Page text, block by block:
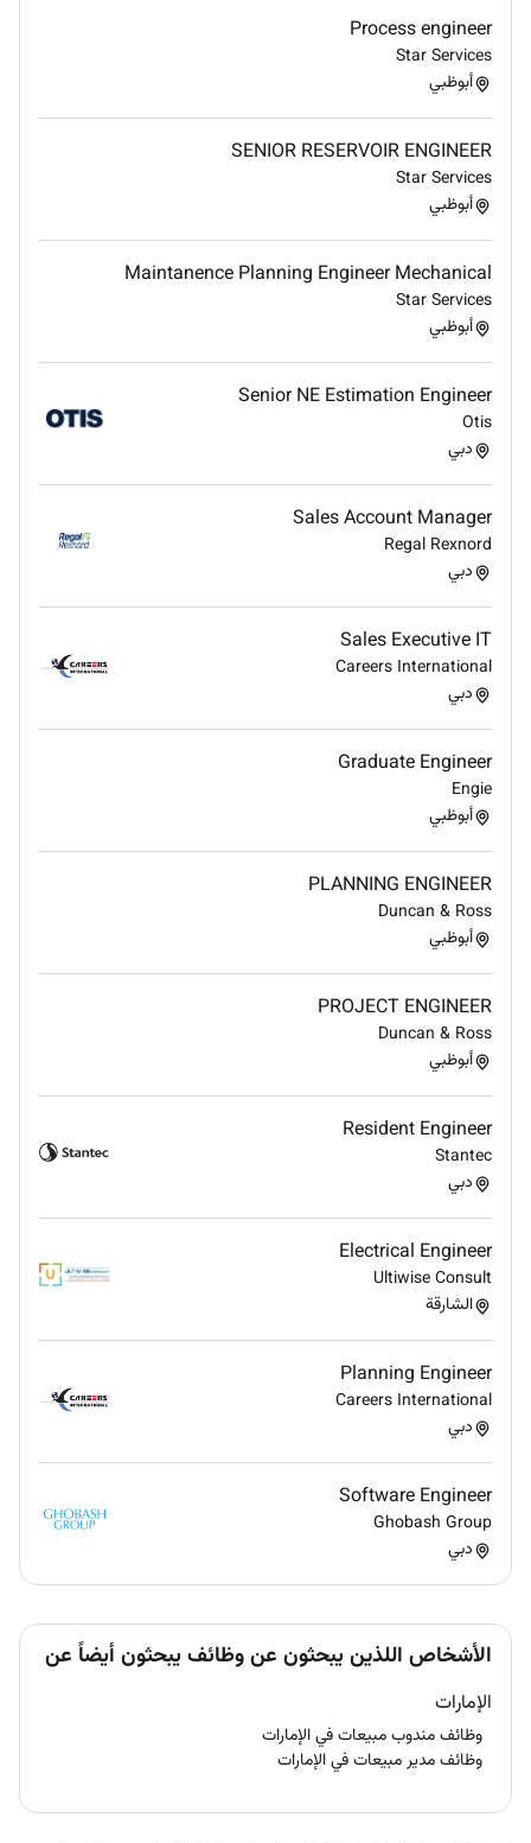
Reporting: Track sales activities manage CRM
and provide regular performance reports.
Collaboration: Work with Engineering Project
Process engineer
Star Services
أبوظبي
SENIOR RESERVOIR ENGINEER
Star Services
أبوظبي
Maintanence Planning Engineer Mechanical
Star Services
أبوظبي
Senior NE Estimation Engineer
Otis
دبي
Sales Account Manager
Regal Rexnord
دبي
Sales Executive IT
Careers International
دبي
Graduate Engineer
Engie
أبوظبي
PLANNING ENGINEER
Duncan & Ross
أبوظبي
PROJECT ENGINEER
Duncan & Ross
أبوظبي
Resident Engineer
Stantec
دبي
Electrical Engineer
Ultiwise Consult
الشارقة
Planning Engineer
Careers International
دبي
Software Engineer
Ghobash Group
دبي
الأشخاص اللذين يبحثون عن وظائف يبحثون أيضاً عن
الإمارات
وظائف مندوب مبيعات في الإمارات
وظائف مدير مبيعات في الإمارات